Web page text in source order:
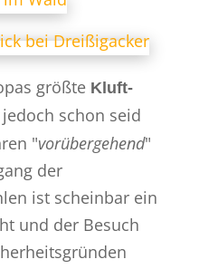
größte Kluft-
schon seid
"vorübergehend"
der
ist scheinbar ein
und der Besuch